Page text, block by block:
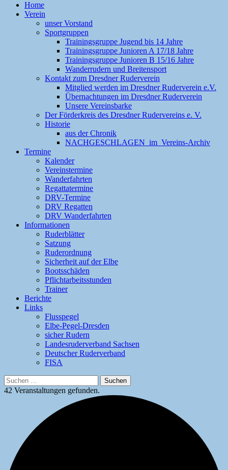
Home
Verein
unser Vorstand
Sportgruppen
Trainingsgruppe Jugend bis 14 Jahre
Trainingsgruppe Junioren A 17/18 Jahre
Trainingsgruppe Junioren B 15/16 Jahre
Wanderrudern und Breitensport
Kontakt zum Dresdner Ruderverein
Mitglied werden im Dresdner Ruderverein e.V.
Übernachtungen im Dresdner Ruderverein
Unsere Vereinsbarke
Der Förderkreis des Dresdner Rudervereins e. V.
Historie
aus der Chronik
NACHGESCHLAGEN im Vereins-Archiv
Termine
Kalender
Vereinstermine
Wanderfahrten
Regattatermine
DRV-Termine
DRV Regatten
DRV Wanderfahrten
Informationen
Ruderblätter
Satzung
Ruderordnung
Sicherheit auf der Elbe
Bootsschäden
Pflichtarbeitsstunden
Trainer
Berichte
Links
Flusspegel
Elbe-Pegel-Dresden
sicher Rudern
Landesruderverband Sachsen
Deutscher Ruderverband
FISA
Suchen
nach:
42 Veranstaltungen gefunden.